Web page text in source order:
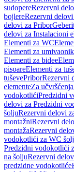
sudopereRezervni
bojlereRezervni
delovi za Pribor
delovi za Instalacioni
Elementi za WC
Elementi za
Elementi za bidee
pisoareElementi za
tuševePriborRezervni
elementeZa učvršćenja
vodokotlićiPredzidni
delovi za Predzidni
šoljuRezervni delovi
montažniRezervni
montažaRezervni
vodokotlići za WC
Predzidni vodokotlići
na šoljuRezervni
predzidne vodokotliće